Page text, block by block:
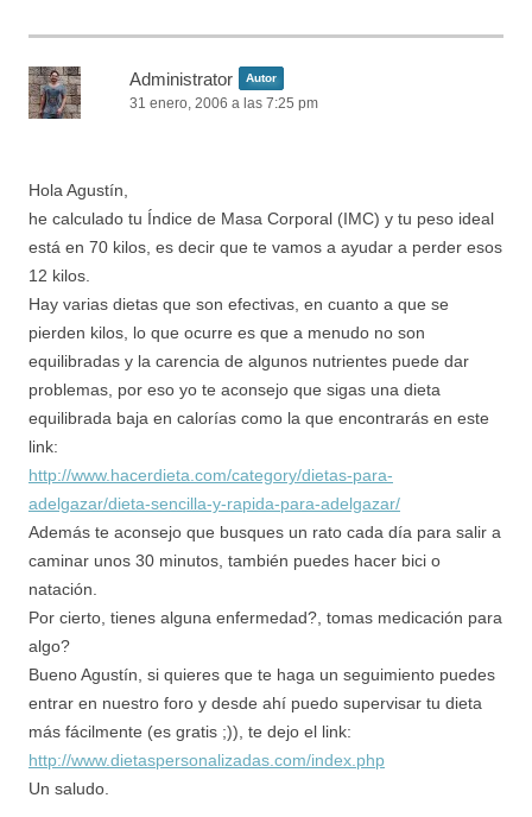
Administrator Autor
31 enero, 2006 a las 7:25 pm
Hola Agustín,
he calculado tu Índice de Masa Corporal (IMC) y tu peso ideal
está en 70 kilos, es decir que te vamos a ayudar a perder esos
12 kilos.
Hay varias dietas que son efectivas, en cuanto a que se
pierden kilos, lo que ocurre es que a menudo no son
equilibradas y la carencia de algunos nutrientes puede dar
problemas, por eso yo te aconsejo que sigas una dieta
equilibrada baja en calorías como la que encontrarás en este
link:
http://www.hacerdieta.com/category/dietas-para-
adelgazar/dieta-sencilla-y-rapida-para-adelgazar/
Además te aconsejo que busques un rato cada día para salir a
caminar unos 30 minutos, también puedes hacer bici o
natación.
Por cierto, tienes alguna enfermedad?, tomas medicación para
algo?
Bueno Agustín, si quieres que te haga un seguimiento puedes
entrar en nuestro foro y desde ahí puedo supervisar tu dieta
más fácilmente (es gratis ;)), te dejo el link:
http://www.dietaspersonalizadas.com/index.php
Un saludo.